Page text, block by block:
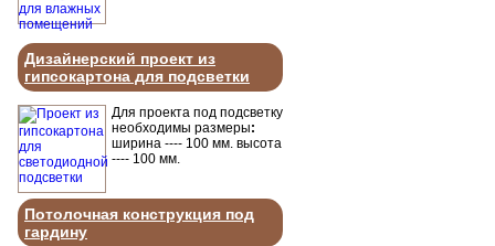
Дизайнерский проект из
гипсокартона для подсветки
Для проекта под подсветку
необходимы размеры:
ширина ---- 100 мм. высота
---- 100 мм.
Потолочная конструкция под
гардину